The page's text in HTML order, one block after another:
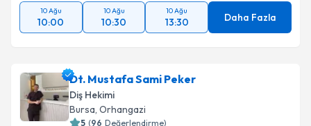
10 Ağu
10:00
10 Ağu
10:30
10 Ağu
13:30 Daha Fazla
Dt. Mustafa Sami Peker
Diş Hekimi
Bursa, Orhangazi
5 (96 Değerlendirme)